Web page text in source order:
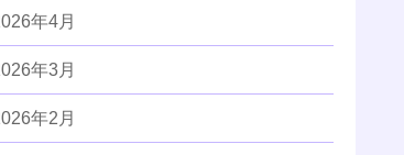
年4月
年3月
年2月